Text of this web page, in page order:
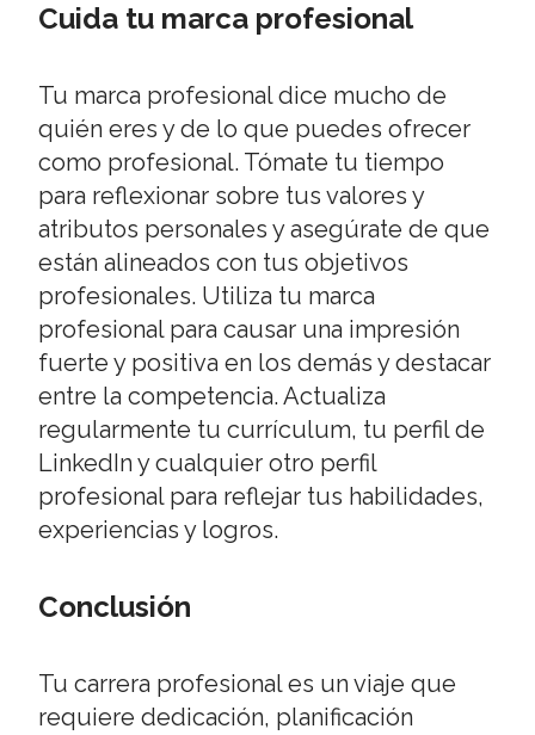
Cuida tu marca profesional
Tu marca profesional dice mucho de
quién eres y de lo que puedes ofrecer
como profesional. Tómate tu tiempo
para reflexionar sobre tus valores y
atributos personales y asegúrate de que
están alineados con tus objetivos
profesionales. Utiliza tu marca
profesional para causar una impresión
fuerte y positiva en los demás y destacar
entre la competencia. Actualiza
regularmente tu currículum, tu perfil de
LinkedIn y cualquier otro perfil
profesional para reflejar tus habilidades,
experiencias y logros.
Conclusión
Tu carrera profesional es un viaje que
requiere dedicación, planificación